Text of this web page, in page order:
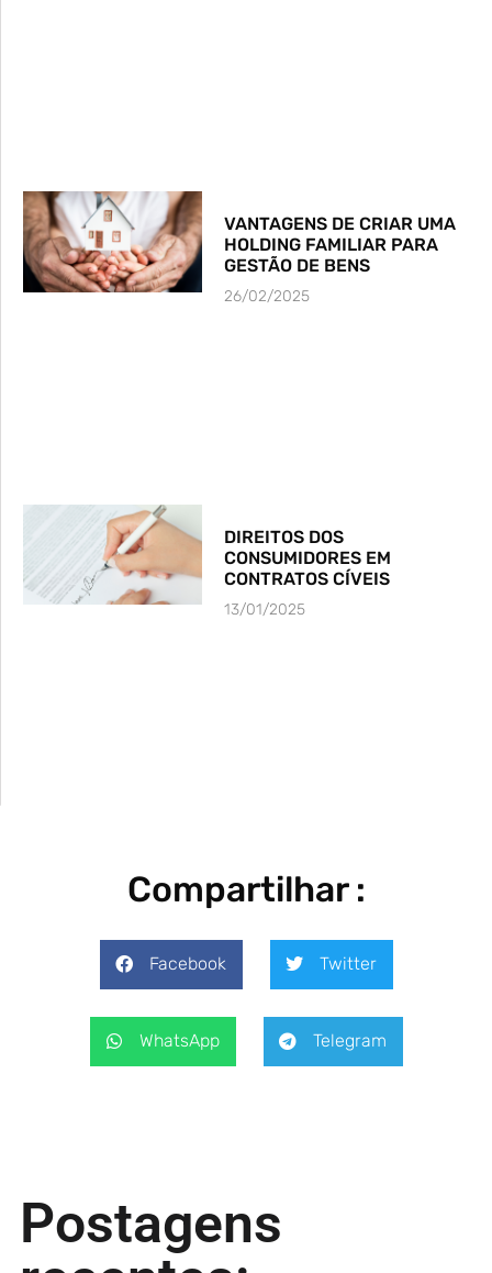
VANTAGENS DE CRIAR UMA
HOLDING FAMILIAR PARA
GESTÃO DE BENS
26/02/2025
DIREITOS DOS
CONSUMIDORES EM
CONTRATOS CÍVEIS
13/01/2025
Compartilhar :
Facebook Twitter
WhatsApp Telegram
Postagens